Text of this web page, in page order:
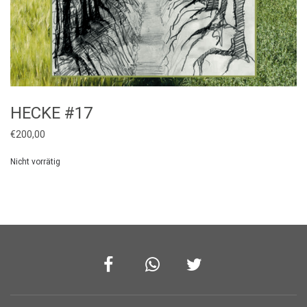
HECKE #17
€200,00
Nicht vorrätig
Facebook Whatsapp